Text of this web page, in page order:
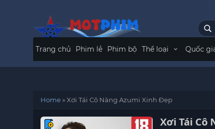
Trang chủ Phim lẻ Phim bộ Thể loại Quốc
Home»Xơi Tái Cô Nàng Azumi Xinh Đẹp
Xơi Tái Cô